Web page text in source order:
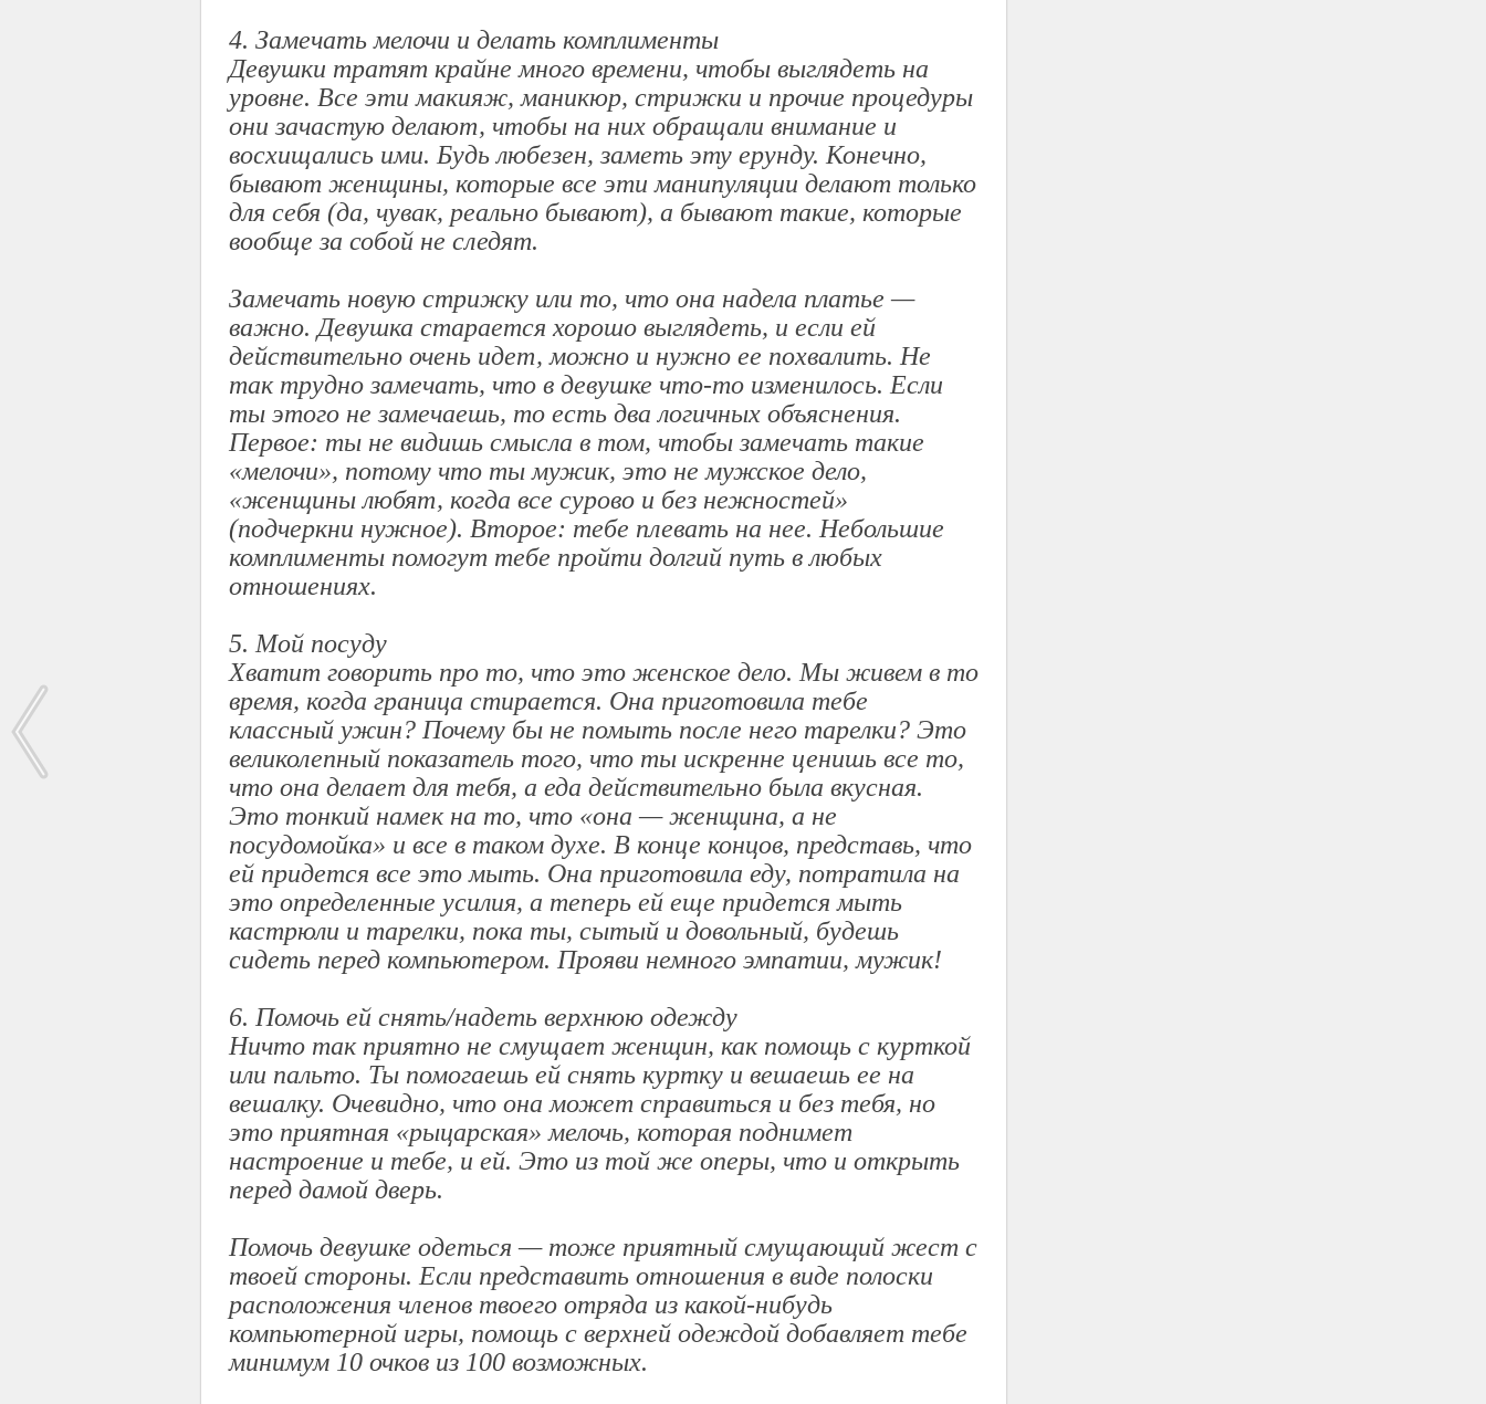
4. Замечать мелочи и делать комплименты
Девушки тратят крайне много времени, чтобы выглядеть на
уровне. Все эти макияж, маникюр, стрижки и прочие процедуры
они зачастую делают, чтобы на них обращали внимание и
восхищались ими. Будь любезен, заметь эту ерунду. Конечно,
бывают женщины, которые все эти манипуляции делают только
для себя (да, чувак, реально бывают), а бывают такие, которые
вообще за собой не следят.
Замечать новую стрижку или то, что она надела платье —
важно. Девушка старается хорошо выглядеть, и если ей
действительно очень идет, можно и нужно ее похвалить. Не
так трудно замечать, что в девушке что-то изменилось. Если
ты этого не замечаешь, то есть два логичных объяснения.
Первое: ты не видишь смысла в том, чтобы замечать такие
«мелочи», потому что ты мужик, это не мужское дело,
«женщины любят, когда все сурово и без нежностей»
(подчеркни нужное). Второе: тебе плевать на нее. Небольшие
комплименты помогут тебе пройти долгий путь в любых
отношениях.
5. Мой посуду
Хватит говорить про то, что это женское дело. Мы живем в то
время, когда граница стирается. Она приготовила тебе
классный ужин? Почему бы не помыть после него тарелки? Это
великолепный показатель того, что ты искренне ценишь все то,
что она делает для тебя, а еда действительно была вкусная.
Это тонкий намек на то, что «она — женщина, а не
посудомойка» и все в таком духе. В конце концов, представь, что
ей придется все это мыть. Она приготовила еду, потратила на
это определенные усилия, а теперь ей еще придется мыть
кастрюли и тарелки, пока ты, сытый и довольный, будешь
сидеть перед компьютером. Прояви немного эмпатии, мужик!
6. Помочь ей снять/надеть верхнюю одежду
Ничто так приятно не смущает женщин, как помощь с курткой
или пальто. Ты помогаешь ей снять куртку и вешаешь ее на
вешалку. Очевидно, что она может справиться и без тебя, но
это приятная «рыцарская» мелочь, которая поднимет
настроение и тебе, и ей. Это из той же оперы, что и открыть
перед дамой дверь.
Помочь девушке одеться — тоже приятный смущающий жест с
твоей стороны. Если представить отношения в виде полоски
расположения членов твоего отряда из какой-нибудь
компьютерной игры, помощь с верхней одеждой добавляет тебе
минимум 10 очков из 100 возможных.